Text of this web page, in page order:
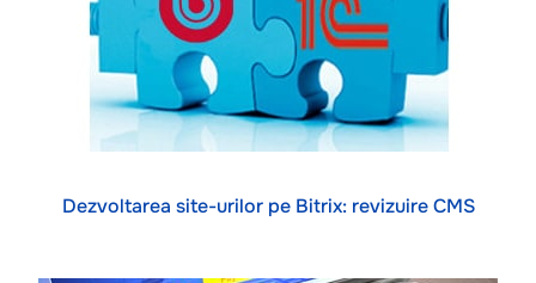
Dezvoltarea site-urilor pe Bitrix: revizuire CMS